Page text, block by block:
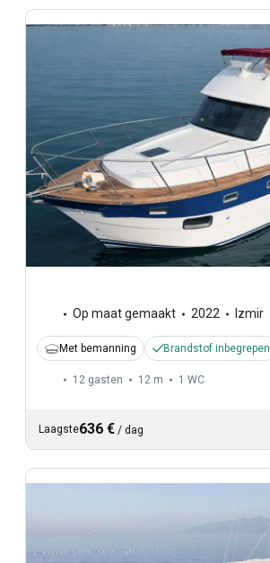
Op maat gemaakt 2022 Izmir
Met bemanning Brandstof inbegrepen
12 gasten 12 m 1 WC
Laagste636 € / dag